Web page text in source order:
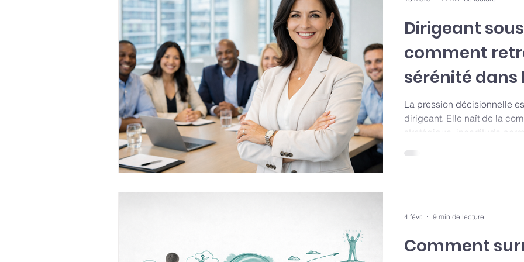
Dirigeant
comment
sérénité dans
grâce au
La pression décisionnelle
dirigeant. Elle naît de la
stratégique, incertitude
Comment
4 févr. 9 min de lecture